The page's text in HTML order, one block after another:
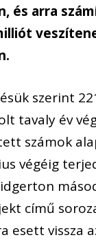
és arra
szerint
tavaly év
számok
végéig
című
esett vissza